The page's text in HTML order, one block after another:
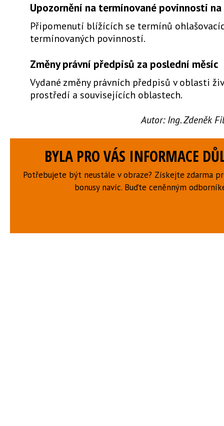
Upozornění na termínované povinnosti
Připomenutí blížících se termínů
termínovaných povinností.
Změny právní předpisů za poslední měsíc
Vydané změny právních předpisů v oblasti
prostředí a souvisejících oblastech.
Autor: Ing. Zdeněk
BYLA PRO VÁS INFORMACE
Potřebujete být neustále v obraze? Získejte zdarma
bonusy navíc. Buďte ceněnným